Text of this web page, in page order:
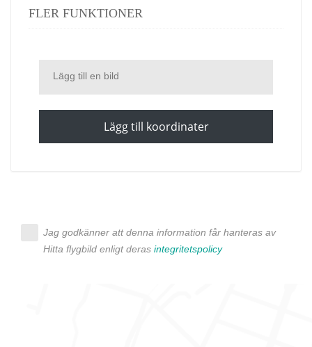
FLER FUNKTIONER
Lägg till en bild
Lägg till koordinater
Jag godkänner att denna information får hanteras av
Hitta flygbild enligt deras integritetspolicy